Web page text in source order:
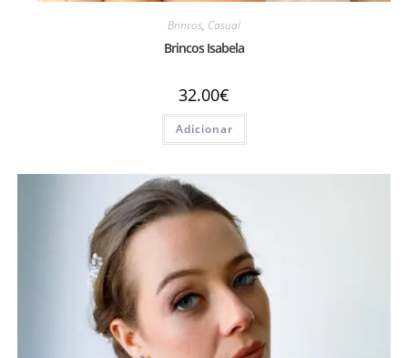
Brincos, Casual
Brincos Isabela
32.00€
Adicionar